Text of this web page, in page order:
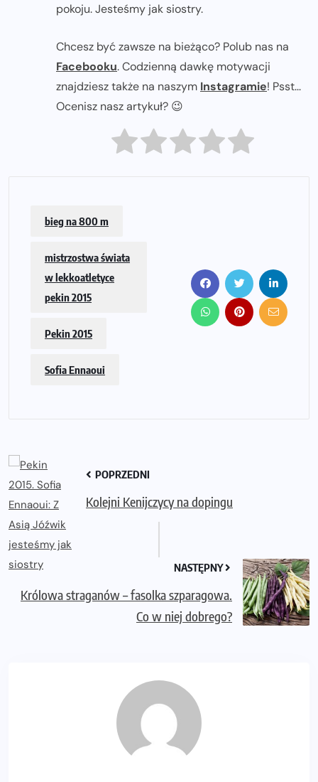
pokoju. Jesteśmy jak siostry.
Chcesz być zawsze na bieżąco? Polub nas na
Facebooku. Codzienną dawkę motywacji
znajdziesz także na naszym Instagramie! Psst...
Ocenisz nasz artykuł? 😉
bieg na 800 m
mistrzostwa świata
w lekkoatletyce
pekin 2015
Pekin 2015
Sofia Ennaoui
POPRZEDNI
Kolejni Kenijczycy na dopingu
NASTĘPNY
Królowa straganów – fasolka szparagowa.
Co w niej dobrego?